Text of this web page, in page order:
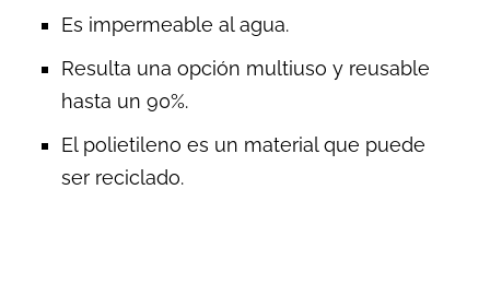
Es impermeable al agua.
Resulta una opción multiuso y reusable
hasta un 90%.
El polietileno es un material que puede
ser reciclado.